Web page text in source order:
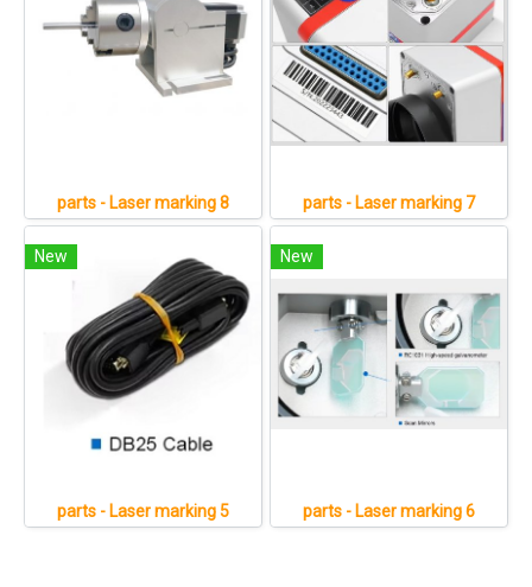
parts - Laser marking 8 parts - Laser marking 7
New
parts - Laser marking 5
New
parts - Laser marking 6